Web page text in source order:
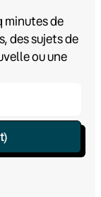
minutes de
des sujets de
ou une